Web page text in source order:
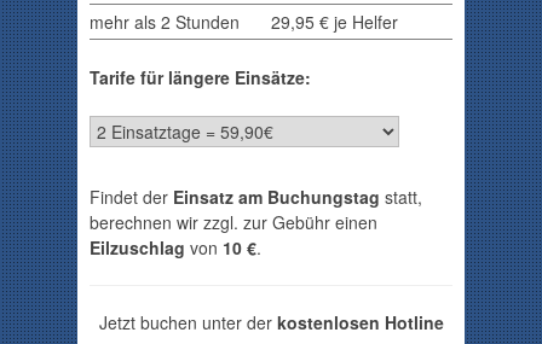
mehr als 2 Stunden
29,95 € je Helfer
Tarife für längere Einsätze:
Findet der Einsatz am Buchungstag statt,
berechnen wir zzgl. zur Gebühr einen
Eilzuschlag von 10 €.
Jetzt buchen unter derkostenlosen Hotline